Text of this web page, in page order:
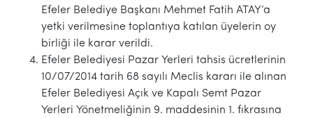
Efeler Belediye Başkanı Mehmet Fatih ATAY’a
yetki verilmesine toplantıya katılan üyelerin oy
birliği ile karar verildi.
Efeler Belediyesi Pazar Yerleri tahsis ücretlerinin
10/07/2014 tarih 68 sayılı Meclis kararı ile alınan
Efeler Belediyesi Açık ve Kapalı Semt Pazar
Yerleri Yönetmeliğinin 9. maddesinin 1. fıkrasına